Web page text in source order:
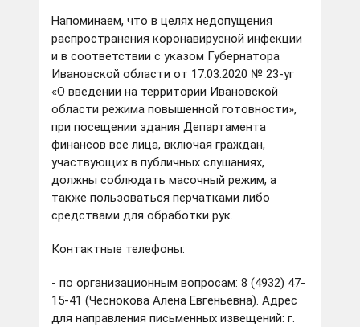
Напоминаем, что в целях недопущения
распространения коронавирусной инфекции
и в соответствии с указом Губернатора
Ивановской области от 17.03.2020 № 23-уг
«О введении на территории Ивановской
области режима повышенной готовности»,
при посещении здания Департамента
финансов все лица, включая граждан,
участвующих в публичных слушаниях,
должны соблюдать масочный режим, а
также пользоваться перчатками либо
средствами для обработки рук.
Контактные телефоны:
- по организационным вопросам: 8 (4932) 47-
15-41 (Чеснокова Алена Евгеньевна). Адрес
для направления письменных извещений: г.